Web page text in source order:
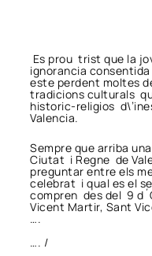
Es prou trist que la
ignorancia
este perdent moltes
tradicions culturals
historic-religios
Valencia.
Sempre que arriba
Ciutat i Regne de
preguntar entre els
celebrat i qual es el
compren des del 9
Vicent Martir, Sant
….
…. /